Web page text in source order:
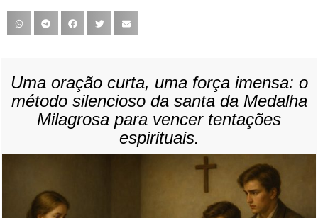
Uma oração curta, uma força imensa: o
método silencioso da santa da Medalha
Milagrosa para vencer tentações
espirituais.